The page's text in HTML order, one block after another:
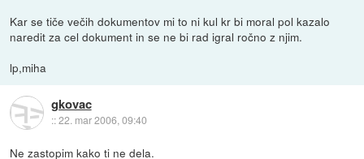
Kar se tiče večih dokumentov mi to ni kul kr bi moral pol kazalo
naredit za cel dokument in se ne bi rad igral ročno z njim.
lp,miha
gkovac
::22. mar 2006, 09:40
Ne zastopim kako ti ne dela.